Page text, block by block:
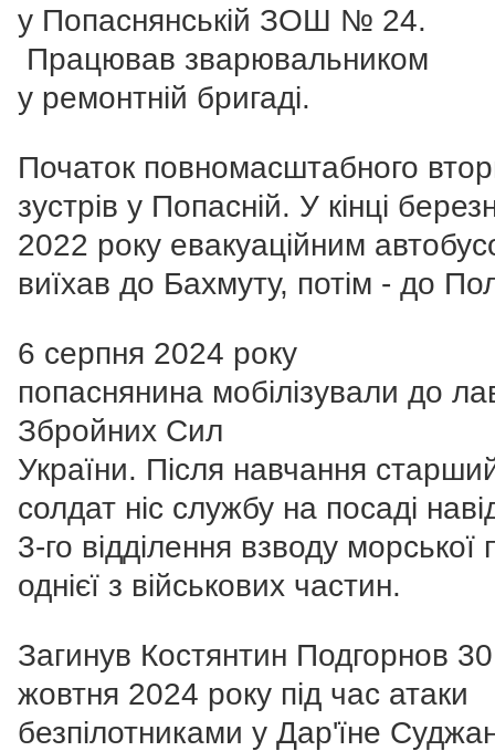
у Попаснянській ЗОШ № 24.
Працював зварювальником
у ремонтній бригаді.
Початок повномасштабного
зустрів у Попасній. У кінці
2022 року евакуаційним
виїхав до Бахмуту, потім - до
6 серпня 2024 року
попаснянина мобілізували до
Збройних Сил
України. Після навчання
солдат ніс службу на посаді
3-го відділення взводу морської
однієї з військових частин.
Загинув Костянтин Подгорнов 30
жовтня 2024 року під час атаки
безпілотниками у Дар'їне